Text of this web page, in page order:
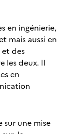
en ingénierie,
mais aussi en
des
les deux. Il
en
une mise